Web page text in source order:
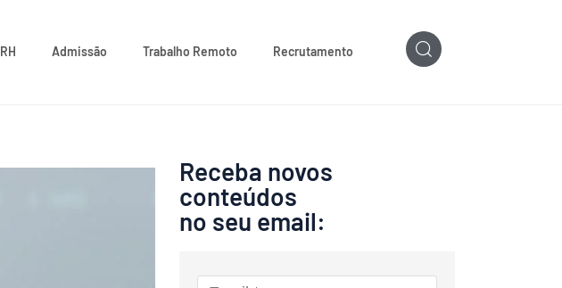
RH Admissão Trabalho Remoto Recrutamento
Receba novos
conteúdos
no seu email: